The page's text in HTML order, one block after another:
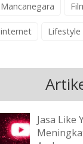
Mancanegara
internet Lifestyle
Jasa Like